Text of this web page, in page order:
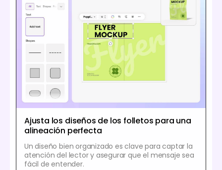
Ajusta los diseños de los folletos para una
alineación perfecta
Un diseño bien organizado es clave para captar la
atención del lector y asegurar que el mensaje sea
fácil de entender.